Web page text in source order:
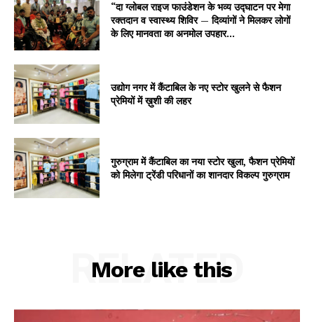
“दा ग्लोबल राइज फाउंडेशन के भव्य उद्घाटन पर मेगा
रक्तदान व स्वास्थ्य शिविर — दिव्यांगों ने मिलकर लोगों
के लिए मानवता का अनमोल उपहार...
उद्योग नगर में कैंटाबिल के नए स्टोर खुलने से फैशन
प्रेमियों में ख़ुशी की लहर
गुरुग्राम में कैंटाबिल का नया स्टोर खुला, फैशन प्रेमियों
को मिलेगा ट्रेंडी परिधानों का शानदार विकल्प गुरुग्राम
More like this
RELATED